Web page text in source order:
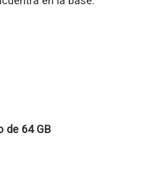
de 64 GB